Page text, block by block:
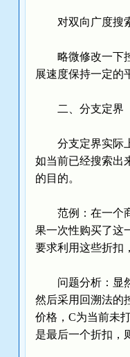
对双向广度搜
略微修改一下控
展速度保持一定
二、分支定界
分支定界实际上
如当前已经搜索出
的目的。
范例：在一个商
果一次性购买了这
要求利用这些折
问题分析：显然
然后采用回溯法的
价格，C为当前未
是最后一个折扣，